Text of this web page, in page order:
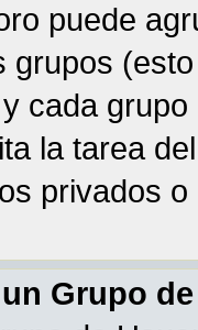
puede
grupos
cada
la tarea
privados
Grupo